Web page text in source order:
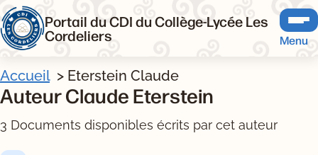
Portail du CDI du Collège-Lycée Les
Cordeliers Menu
Accueil Eterstein Claude
Auteur Claude Eterstein
3 Documents disponibles écrits par cet auteur